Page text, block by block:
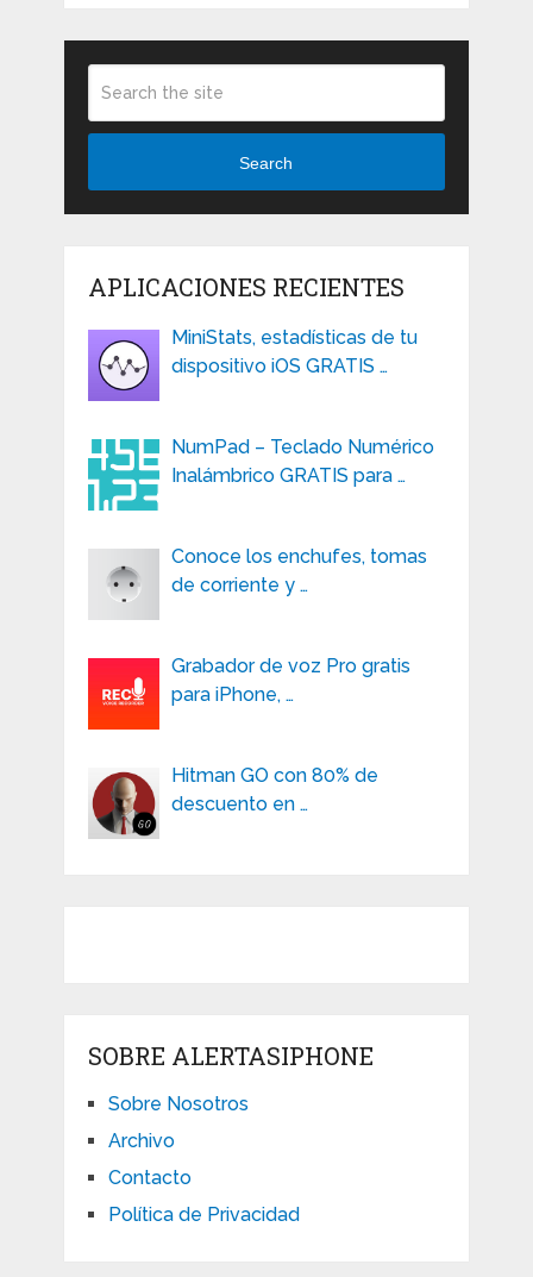
Search
APLICACIONES RECIENTES
MiniStats, estadísticas de tu
dispositivo iOS GRATIS …
NumPad – Teclado Numérico
Inalámbrico GRATIS para …
Conoce los enchufes, tomas
de corriente y …
Grabador de voz Pro gratis
para iPhone, …
Hitman GO con 80% de
descuento en …
SOBRE ALERTASIPHONE
Sobre Nosotros
Archivo
Contacto
Política de Privacidad